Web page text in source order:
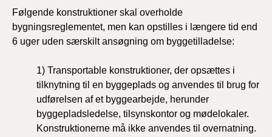
Følgende konstruktioner skal overholde
bygningsreglementet, men kan opstilles i længere tid end
6 uger uden særskilt ansøgning om byggetilladelse:
1) Transportable konstruktioner, der opsættes i
tilknytning til en byggeplads og anvendes til brug for
udførelsen af et byggearbejde, herunder
byggepladsledelse, tilsynskontor og mødelokaler.
Konstruktionerne må ikke anvendes til overnatning.